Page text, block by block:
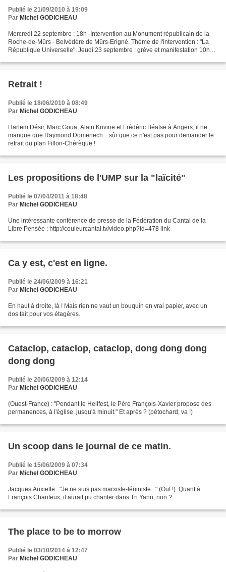
Publié le 21/09/2010 à 19:09
Par Michel GODICHEAU
Mercredi 22 septembre : 18h -Intervention au Monument républicain de la
Roche-de-Mûrs - Belvédère de Mûrs-Erigné. Thème de l'intervention : "La
République Universelle". Jeudi 23 septembre : grève et manifestation 10h
Retrait !
Publié le 18/06/2010 à 08:49
Par Michel GODICHEAU
Harlem Désir, Marc Goua, Alain Krivine et Frédéric Béatse à Angers, il ne
manque que Raymond Domenech... sûr que ce n'est pas pour demander le
retrait du plan Fillon-Chérèque !
Les propositions de l'UMP sur la "laïcité"
Publié le 07/04/2011 à 18:48
Par Michel GODICHEAU
Une intéressante conférence de presse de la Fédération du Cantal de la
Libre Pensée : http://couleurcantal.tv/video.php?id=478 link
Ca y est, c'est en ligne.
Publié le 24/06/2009 à 16:21
Par Michel GODICHEAU
En haut à droite, là ! Mais rien ne vaut un bouquin en vrai papier, avec un
dos fait pour vos étagères.
Cataclop, cataclop, cataclop, dong dong dong
dong dong
Publié le 20/06/2009 à 12:14
Par Michel GODICHEAU
(Ouest-France) : "Pendant le Hellfest, le Père François-Xavier propose des
permanences, à l'église, jusqu'à minuit." Et après ? (pétochard, va !)
Un scoop dans le journal de ce matin.
Publié le 15/06/2009 à 07:34
Par Michel GODICHEAU
Jacques Auxiette : "Je ne suis pas marxiste-léniniste..." (Ouf !). Quant à
François Chanteux, il aurait pu chanter dans Tri Yann, non ?
The place to be to morrow
Publié le 03/10/2014 à 12:47
Par Michel GODICHEAU